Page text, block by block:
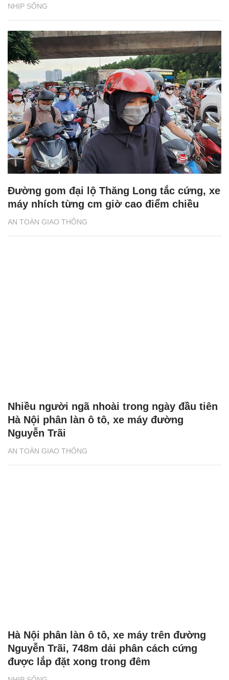
NHỊP SỐNG
AN TOÀN GIAO THÔNG
Đường gom đại lộ Thăng Long tắc cứng, xe
máy nhích từng cm giờ cao điểm chiều
AN TOÀN GIAO THÔNG
Nhiều người ngã nhoài trong ngày đầu tiên
Hà Nội phân làn ô tô, xe máy đường
Nguyễn Trãi
Hà Nội phân làn ô tô, xe máy trên đường
Nguyễn Trãi, 748m dải phân cách cứng
được lắp đặt xong trong đêm